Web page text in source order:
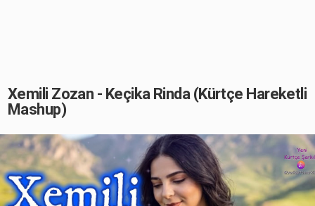
Xemili Zozan - Keçika Rinda (Kürtçe Hareketli
Mashup)